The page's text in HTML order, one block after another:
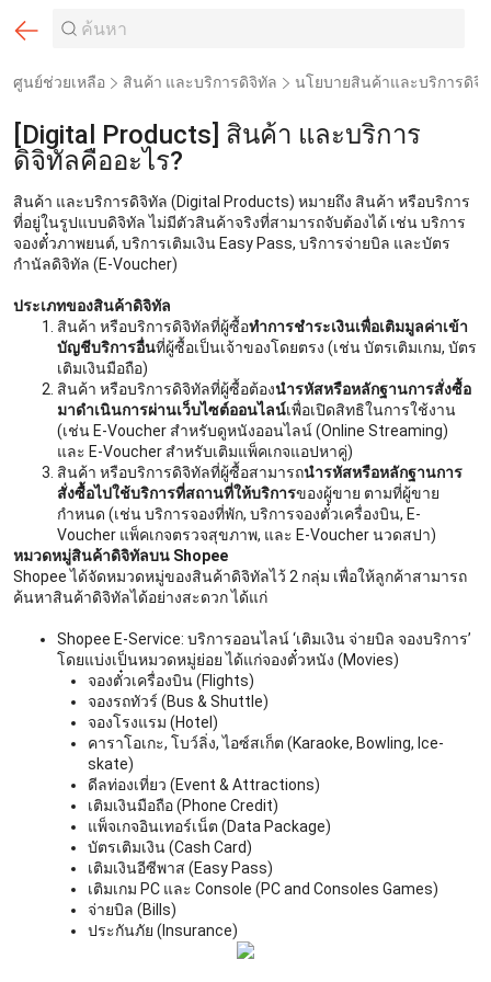
ศูนย์ช่วยเหลือ สินค้า และบริการดิจิทัล นโยบายสินค้าและบริการดิจิ
[Digital Products] สินค้า และบริการ
ดิจิทัลคืออะไร?
สินค้า และบริการดิจิทัล (Digital Products) หมายถึง สินค้า หรือบริการ
ที่อยู่ในรูปแบบดิจิทัล ไม่มีตัวสินค้าจริงที่สามารถจับต้องได้ เช่น บริการ
จองตั๋วภาพยนต์, บริการเติมเงิน Easy Pass, บริการจ่ายบิล และบัตร
กำนัลดิจิทัล (E-Voucher)
ประเภทของสินค้าดิจิทัล
สินค้า หรือบริการดิจิทัลที่ผู้ซื้อทำการชำระเงินเพื่อเติมมูลค่าเข้า
บัญชีบริการอื่นที่ผู้ซื้อเป็นเจ้าของโดยตรง (เช่น บัตรเติมเกม, บัตร
เติมเงินมือถือ)
สินค้า หรือบริการดิจิทัลที่ผู้ซื้อต้องนำรหัสหรือหลักฐานการสั่งซื้อ
มาดำเนินการผ่านเว็บไซต์ออนไลน์เพื่อเปิดสิทธิในการใช้งาน
(เช่น E-Voucher สำหรับดูหนังออนไลน์ (Online Streaming)
และ E-Voucher สำหรับเติมแพ็คเกจแอปหาคู่)
สินค้า หรือบริการดิจิทัลที่ผู้ซื้อสามารถนำรหัสหรือหลักฐานการ
สั่งซื้อไปใช้บริการที่สถานที่ให้บริการของผู้ขาย ตามที่ผู้ขาย
กำหนด (เช่น บริการจองที่พัก, บริการจองตั๋วเครื่องบิน, E-
Voucher แพ็คเกจตรวจสุขภาพ, และ E-Voucher นวดสปา)
หมวดหมู่สินค้าดิจิทัลบน Shopee
Shopee ได้จัดหมวดหมู่ของสินค้าดิจิทัลไว้ 2 กลุ่ม เพื่อให้ลูกค้าสามารถ
ค้นหาสินค้าดิจิทัลได้อย่างสะดวก ได้แก่
Shopee E-Service: บริการออนไลน์ ‘เติมเงิน จ่ายบิล จองบริการ’
โดยแบ่งเป็นหมวดหมู่ย่อย ได้แก่จองตั๋วหนัง (Movies)
จองตั๋วเครื่องบิน (Flights)
จองรถทัวร์ (Bus & Shuttle)
จองโรงแรม (Hotel)
คาราโอเกะ, โบว์ลิ่ง, ไอซ์สเก็ต (Karaoke, Bowling, Ice-
skate)
ดีลท่องเที่ยว (Event & Attractions)
เติมเงินมือถือ (Phone Credit)
แพ็จเกจอินเทอร์เน็ต (Data Package)
บัตรเติมเงิน (Cash Card)
เติมเงินอีซีพาส (Easy Pass)
เติมเกม PC และ Console (PC and Consoles Games)
จ่ายบิล (Bills)
ประกันภัย (Insurance)